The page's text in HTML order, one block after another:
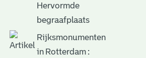
Hervormde
begraafplaats
Rijksmonumenten
in Rotterdam :